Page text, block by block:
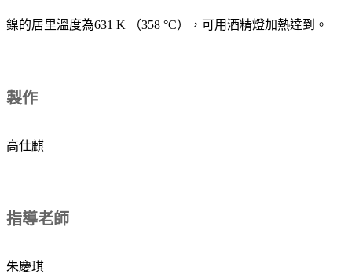
鎳的居里溫度為631 K （358 °C），可用酒精燈加熱達到。
製作
高仕麒
指導老師
朱慶琪